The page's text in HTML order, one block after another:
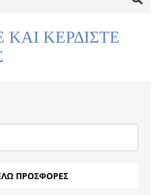
ΚΑΙ ΚΕΡΔΙΣΤΕ
ΠΡΟΣΦΟΡΕΣ